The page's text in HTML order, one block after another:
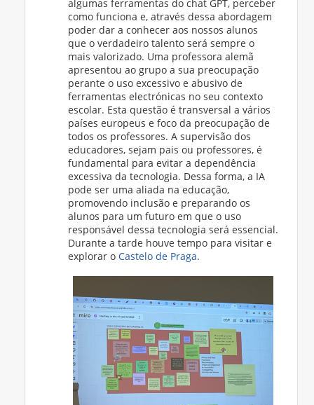
algumas ferramentas do chat GPT, perceber
como funciona e, através dessa abordagem
poder dar a conhecer aos nossos alunos
que o verdadeiro talento será sempre o
mais valorizado. Uma professora alemã
apresentou ao grupo a sua preocupação
perante o uso excessivo e abusivo de
ferramentas electrónicas no seu contexto
escolar. Esta questão é transversal a vários
países europeus e foco da preocupação de
todos os professores. A supervisão dos
educadores, sejam pais ou professores, é
fundamental para evitar a dependência
excessiva da tecnologia. Dessa forma, a IA
pode ser uma aliada na educação,
promovendo inclusão e preparando os
alunos para um futuro em que o uso
responsável dessa tecnologia será essencial.
Durante a tarde houve tempo para visitar e
explorar oCastelo de Praga.